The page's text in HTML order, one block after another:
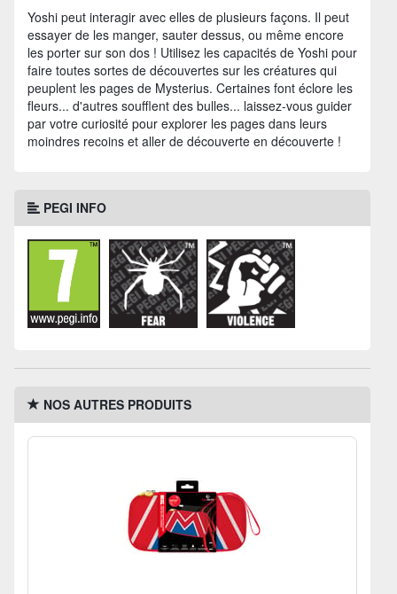
Yoshi peut interagir avec elles de plusieurs façons. Il peut
essayer de les manger, sauter dessus, ou même encore
les porter sur son dos ! Utilisez les capacités de Yoshi pour
faire toutes sortes de découvertes sur les créatures qui
peuplent les pages de Mysterius. Certaines font éclore les
fleurs... d'autres soufflent des bulles... laissez-vous guider
par votre curiosité pour explorer les pages dans leurs
moindres recoins et aller de découverte en découverte !
PEGI INFO
NOS AUTRES PRODUITS